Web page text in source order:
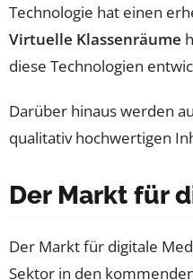
Technologie hat einen
Virtuelle Klassenräume
diese Technologien
Darüber hinaus werden
qualitativ hochwertigen
Der Markt für
Der Markt für digitale
Sektor in den